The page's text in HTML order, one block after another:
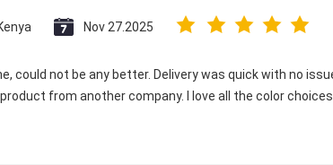
Nov 27.2025
could not be any better. Delivery was quick with no
from another company. I love all the color